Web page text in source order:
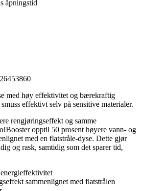
åpningstid
26453860
med høy effektivitet og bærekraftig
effektivt selv på sensitive materialer.
rengjøringseffekt og samme
opptil 50 prosent høyere vann- og
med en flatstråle-dyse. Dette gjør
og rask, samtidig som det sparer tid,
sammenlignet med flatstrålen